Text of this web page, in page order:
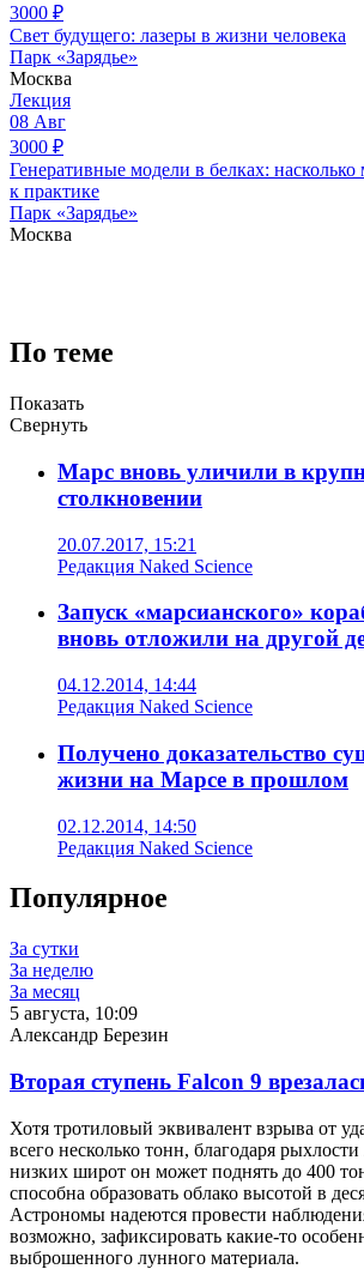
3000 ₽
Свет будущего: лазеры в жизни человека
Парк «Зарядье»
Москва
Лекция
08 Авг
3000 ₽
Генеративные модели в белках:
к практике
Парк «Зарядье»
Москва
По теме
Показать
Свернуть
Марс вновь уличили в
столкновении
20.07.2017, 15:21
Редакция Naked Science
Запуск «марсианского»
вновь отложили на другой
04.12.2014, 14:44
Редакция Naked Science
Получено доказательство
жизни на Марсе в прошлом
02.12.2014, 14:50
Редакция Naked Science
Популярное
За сутки
За неделю
За месяц
5 августа, 10:09
Александр Березин
Вторая ступень Falcon 9
Хотя тротиловый эквивалент взрыва от
всего несколько тонн, благодаря
низких широт он может поднять до 400
способна образовать облако высотой в
Астрономы надеются провести
возможно, зафиксировать какие-то
выброшенного лунного материала.